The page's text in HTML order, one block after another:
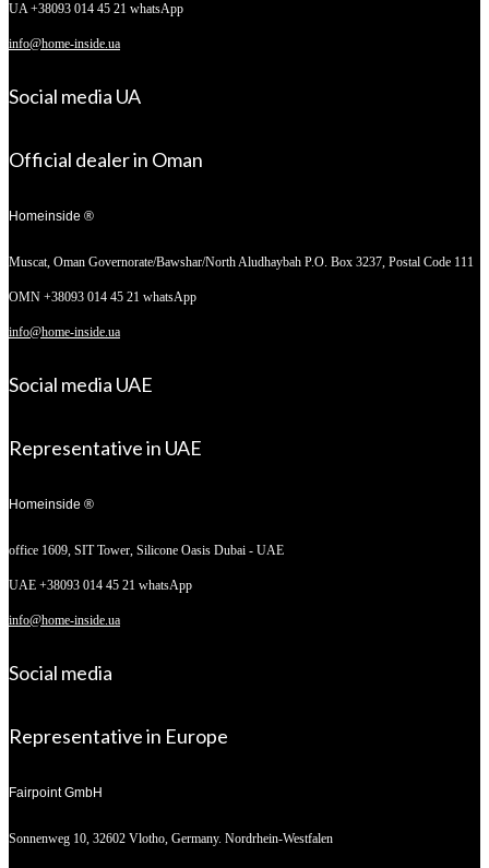
UA +38093 014 45 21 whatsApp
info@home-inside.ua
Social media UA
Official dealer in Oman
Homeinside ®
Muscat, Oman Governorate/Bawshar/North Aludhaybah P.O. Box 3237, Postal Code 111
OMN +38093 014 45 21 whatsApp
info@home-inside.ua
Social media UAE
Representative in UAE
Homeinside ®
office 1609, SIT Tower, Silicone Oasis Dubai - UAE
UAE +38093 014 45 21 whatsApp
info@home-inside.ua
Social media
Representative in Europe
Fairpoint GmbH
Sonnenweg 10, 32602 Vlotho, Germany. Nordrhein-Westfalen